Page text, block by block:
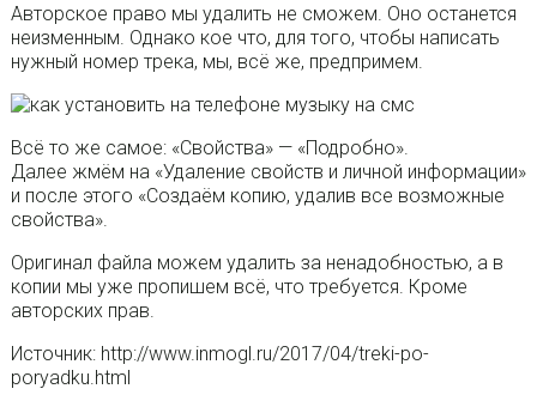
Авторское право мы удалить не сможем. Оно останется
неизменным. Однако кое что, для того, чтобы написать
нужный номер трека, мы, всё же, предпримем.
Всё то же самое: «Свойства» — «Подробно».
Далее жмём на «Удаление свойств и личной информации»
и после этого «Создаём копию, удалив все возможные
свойства».
Оригинал файла можем удалить за ненадобностью, а в
копии мы уже пропишем всё, что требуется. Кроме
авторских прав.
Источник: http://www.inmogl.ru/2017/04/treki-po-
poryadku.html